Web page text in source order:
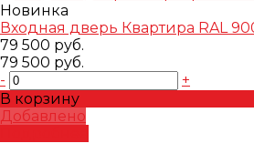
Новинка
Входная дверь Квартира RAL
79 500 руб.
79 500 руб.
-
+
В корзину
Добавлено